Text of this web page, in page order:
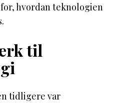
hvordan teknologien
til
tidligere var